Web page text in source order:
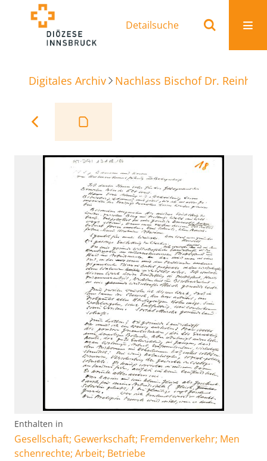
Detailsuche
Digitales Archiv Nachlass Bischof Dr.
Enthalten in
Gesellschaft; Gewerkschaft; Fremdenverkehr; Men
schenrechte; Arbeit; Betriebe